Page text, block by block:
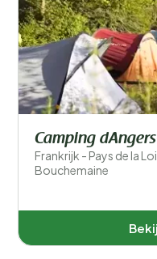
Camping
Frankrijk - Pays de la
Bouchemaine